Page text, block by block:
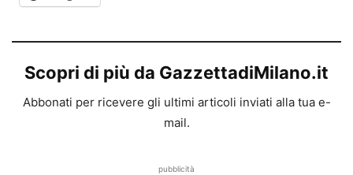
Scopri di più da GazzettadiMilano.it
Abbonati per ricevere gli ultimi articoli inviati alla tua e-
mail.
pubblicità